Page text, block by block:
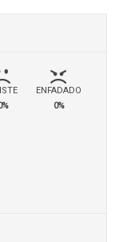
ENFADADO
0%